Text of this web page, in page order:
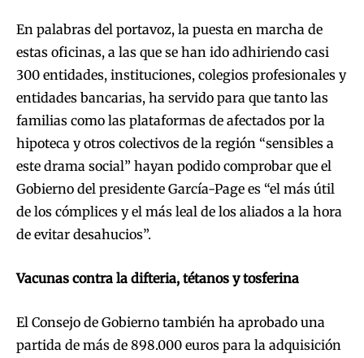
En palabras del portavoz, la puesta en marcha de
estas oficinas, a las que se han ido adhiriendo casi
300 entidades, instituciones, colegios profesionales y
entidades bancarias, ha servido para que tanto las
familias como las plataformas de afectados por la
hipoteca y otros colectivos de la región “sensibles a
este drama social” hayan podido comprobar que el
Gobierno del presidente García-Page es “el más útil
de los cómplices y el más leal de los aliados a la hora
de evitar desahucios”.
Vacunas contra la difteria, tétanos y tosferina
El Consejo de Gobierno también ha aprobado una
partida de más de 898.000 euros para la adquisición